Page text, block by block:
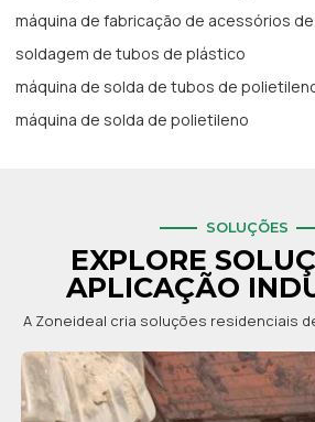
máquina de fabricação de acessórios
soldagem de tubos de plástico
máquina de solda de tubos de
máquina de solda de polietileno
SOLUÇÕES
EXPLORE
APLICAÇÃO
A Zoneideal cria soluções residenciais